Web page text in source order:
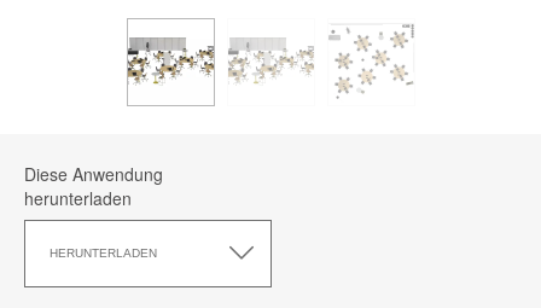
Diese Anwendung
herunterladen
HERUNTERLADEN
Anwendung